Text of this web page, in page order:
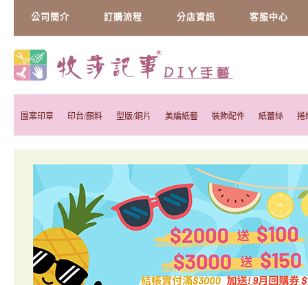
公司簡介 訂購流程 分店資訊 客服中心
圖案印章 印台/顏料 型版/銅片 美編紙藝 裝飾配件 紙蕾絲 捲